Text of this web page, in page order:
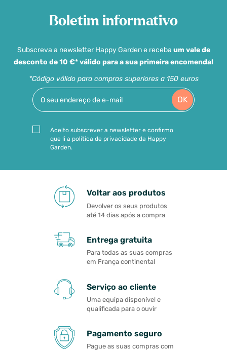
Boletim informativo
Subscreva a newsletter Happy Garden e receba um vale de
desconto de 10 €* válido para a sua primeira encomenda!
*Código válido para compras superiores a 150 euros
OK
Aceito subscrever a newsletter e confirmo
que li a política de privacidade da Happy
Garden.
Voltar aos produtos
Devolver os seus produtos
até 14 dias após a compra
Entrega gratuita
Para todas as suas compras
em França continental
Serviço ao cliente
Uma equipa disponível e
qualificada para o ouvir
Pagamento seguro
Pague as suas compras com